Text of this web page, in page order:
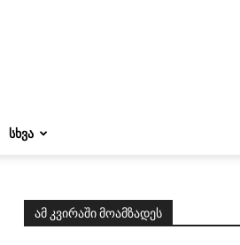
ᲡᲮᲕᲐ
ამ კვირაში მოამზადეს